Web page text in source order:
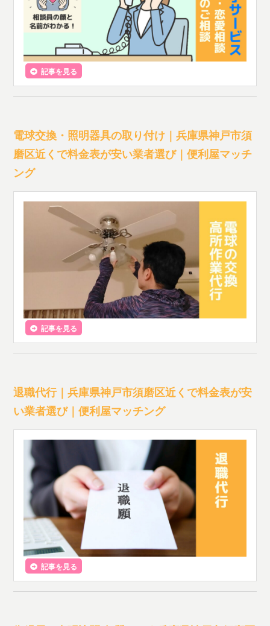
記事を見る
電球交換・照明器具の取り付け｜兵庫県神戸市須
磨区近くで料金表が安い業者選び｜便利屋マッチ
ング
記事を見る
退職代行｜兵庫県神戸市須磨区近くで料金表が安
い業者選び｜便利屋マッチング
記事を見る